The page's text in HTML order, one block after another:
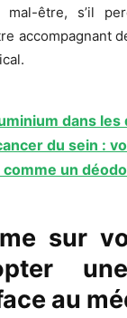
être, s’il
accompagnant
dans
du sein :
un
sur
au